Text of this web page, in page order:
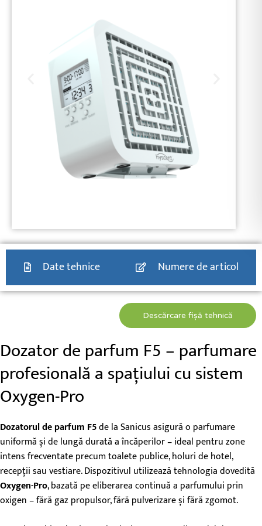
Date tehnice Numere de articol
Descărcare fișă tehnică
Dozator de parfum F5 – parfumare
profesională a spațiului cu sistem
Oxygen-Pro
Dozatorul de parfum F5de la Sanicus asigură o parfumare
uniformă și de lungă durată a încăperilor – ideal pentru zone
intens frecventate precum toalete publice, holuri de hotel,
recepții sau vestiare. Dispozitivul utilizează tehnologia dovedită
Oxygen-Pro, bazată pe eliberarea continuă a parfumului prin
oxigen – fără gaz propulsor, fără pulverizare și fără zgomot.